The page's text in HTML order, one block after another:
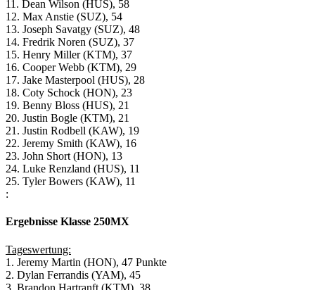
11. Dean Wilson (HUS), 58
12. Max Anstie (SUZ), 54
13. Joseph Savatgy (SUZ), 48
14. Fredrik Noren (SUZ), 37
15. Henry Miller (KTM), 37
16. Cooper Webb (KTM), 29
17. Jake Masterpool (HUS), 28
18. Coty Schock (HON), 23
19. Benny Bloss (HUS), 21
20. Justin Bogle (KTM), 21
21. Justin Rodbell (KAW), 19
22. Jeremy Smith (KAW), 16
23. John Short (HON), 13
24. Luke Renzland (HUS), 11
25. Tyler Bowers (KAW), 11
:
Ergebnisse Klasse 250MX
Tageswertung:
1. Jeremy Martin (HON), 47 Punkte
2. Dylan Ferrandis (YAM), 45
3. Brandon Hartranft (KTM), 38